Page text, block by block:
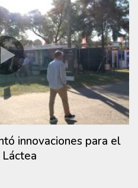
innovaciones para el